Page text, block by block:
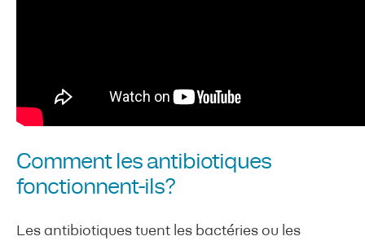
Comment les antibiotiques
fonctionnent-ils?
Les antibiotiques tuent les bactéries ou les